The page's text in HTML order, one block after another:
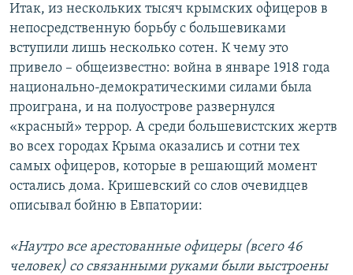
Итак, из нескольких тысяч крымских офицеров в
непосредственную борьбу с большевиками
вступили лишь несколько сотен. К чему это
привело – общеизвестно: война в январе 1918 года
национально-демократическими силами была
проиграна, и на полуострове развернулся
«красный» террор. А среди большевистских жертв
во всех городах Крыма оказались и сотни тех
самых офицеров, которые в решающий момент
остались дома. Кришевский со слов очевидцев
описывал бойню в Евпатории:
«Наутро все арестованные офицеры (всего 46
человек) со связанными руками были выстроены